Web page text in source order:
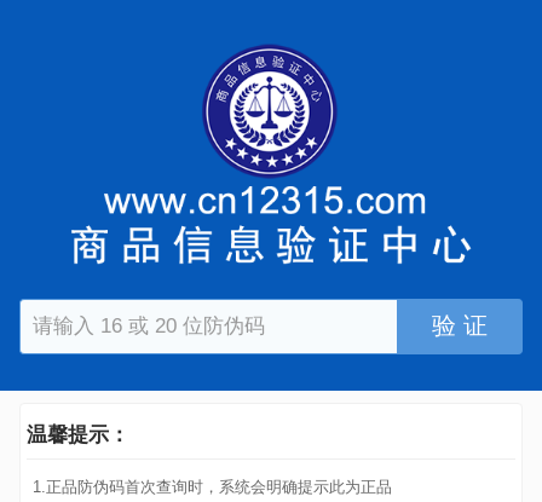
验 证
温馨提示：
1.正品防伪码首次查询时，系统会明确提示此为正品